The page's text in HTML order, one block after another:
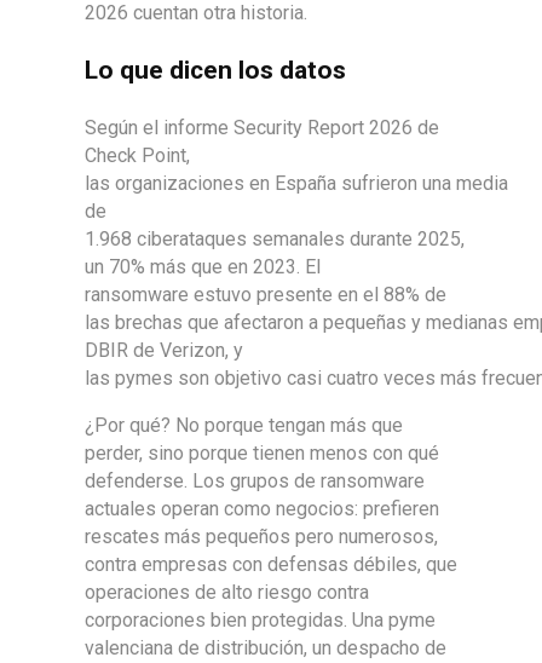
2026 cuentan otra historia.
Lo que dicen los datos
Según el informe Security Report 2026 de
Check Point,
las organizaciones en España sufrieron una media
de
1.968 ciberataques semanales durante 2025,
un 70% más que en 2023. El
ransomware estuvo presente en el 88% de
las brechas que afectaron a pequeñas y medianas
DBIR de Verizon, y
las pymes son objetivo casi cuatro veces más
¿Por qué? No porque tengan más que
perder, sino porque tienen menos con qué
defenderse. Los grupos de ransomware
actuales operan como negocios: prefieren
rescates más pequeños pero numerosos,
contra empresas con defensas débiles, que
operaciones de alto riesgo contra
corporaciones bien protegidas. Una pyme
valenciana de distribución, un despacho de